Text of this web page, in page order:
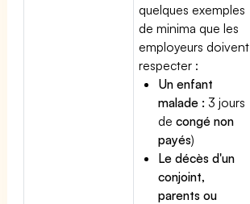
quelques exemples
de minima que les
employeurs doivent
respecter :
Un enfant
malade : 3 jours
decongé non
payés)
Le décès d'un
conjoint,
parents ou